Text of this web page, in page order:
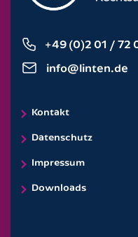
+49 (0)2 01 / 72
info@linten.de
Kontakt
Datenschutz
Impressum
Downloads